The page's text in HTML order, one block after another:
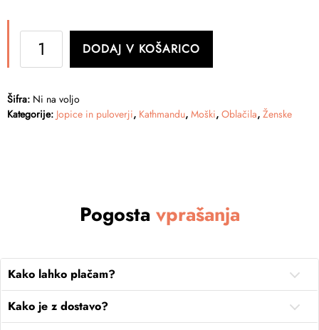
ANY-
Time
Hoodie
DODAJ V KOŠARICO
Šifra: Ni na voljo
Kategorije: Jopice in puloverji, Kathmandu, Moški, Oblačila, Ženske
Pogosta vprašanja
Kako lahko plačam?
Kako je z dostavo?